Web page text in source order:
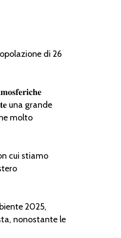
di 26
una grande
molto
cui stiamo
2025,
nonostante le